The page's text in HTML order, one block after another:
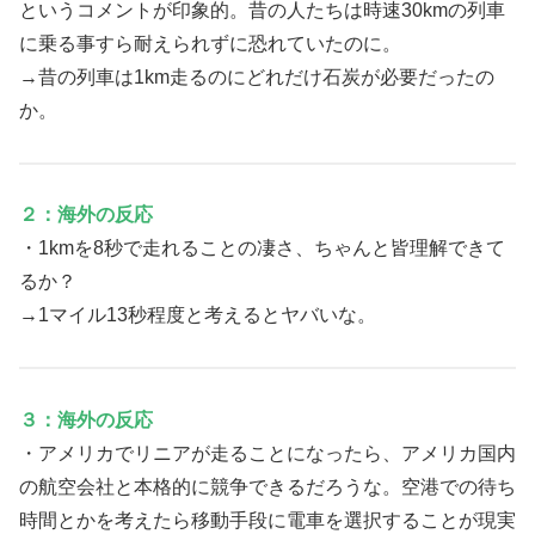
というコメントが印象的。昔の人たちは時速30kmの列車
に乗る事すら耐えられずに恐れていたのに。
→昔の列車は1km走るのにどれだけ石炭が必要だったの
か。
２：海外の反応
・1kmを8秒で走れることの凄さ、ちゃんと皆理解できて
るか？
→1マイル13秒程度と考えるとヤバいな。
３：海外の反応
・アメリカでリニアが走ることになったら、アメリカ国内
の航空会社と本格的に競争できるだろうな。空港での待ち
時間とかを考えたら移動手段に電車を選択することが現実